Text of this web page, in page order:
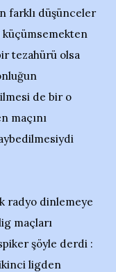
farklı düşünceler
tezahürü olsa
de bir o
maçını
radyo dinlemeye
maçları
şöyle derdi :
ikinci ligden